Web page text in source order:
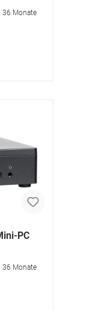
36 Monate
PC
36 Monate